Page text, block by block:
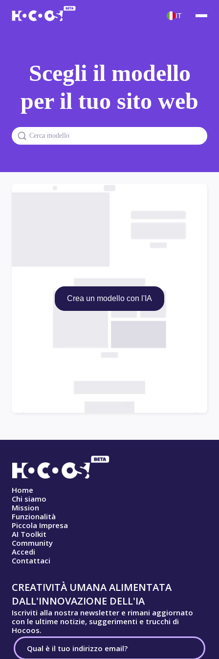
IT
Scegli il modello
per il tuo sito web
Crea un modello con l'IA
Home
Chi siamo
Mission
Funzionalità
Piccola Impresa
AI Toolkit
Community
Accedi
Contattaci
CREATIVITÀ UMANA ALIMENTATA
DALL'INNOVAZIONE DELL'IA
Iscriviti alla nostra newsletter e rimani aggiornato
con le ultime notizie, suggerimenti e trucchi di
Hocoos.